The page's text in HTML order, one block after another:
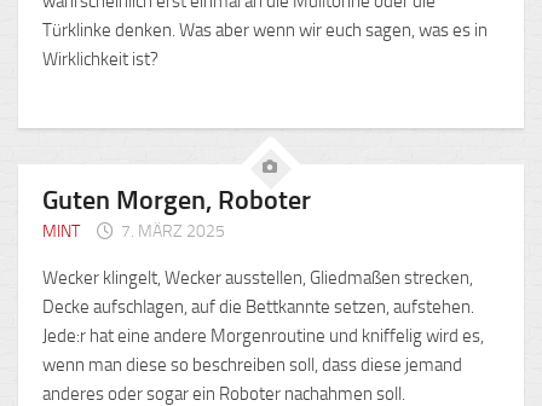
Türklinke denken. Was aber wenn wir euch sagen, was es in
Wirklichkeit ist?
Guten Morgen, Roboter
MINT 7. MÄRZ 2025
Wecker klingelt, Wecker ausstellen, Gliedmaßen strecken,
Decke aufschlagen, auf die Bettkannte setzen, aufstehen.
Jede:r hat eine andere Morgenroutine und kniffelig wird es,
wenn man diese so beschreiben soll, dass diese jemand
anderes oder sogar ein Roboter nachahmen soll.